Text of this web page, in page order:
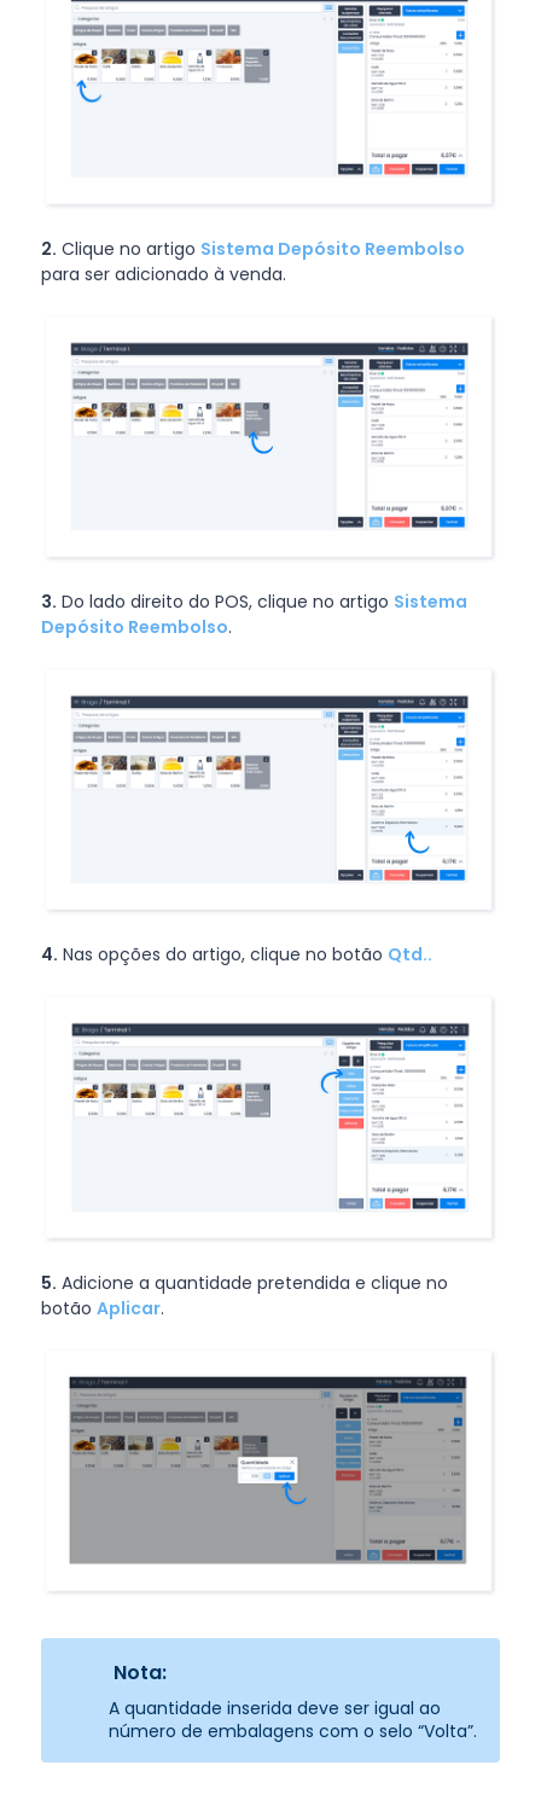
2. Clique no artigo Sistema Depósito Reembolso
para ser adicionado à venda.
3. Do lado direito do POS, clique no artigo Sistema
Depósito Reembolso.
4. Nas opções do artigo, clique no botão Qtd..
5. Adicione a quantidade pretendida e clique no
botão Aplicar.
Nota:
A quantidade inserida deve ser igual ao
número de embalagens com o selo “Volta”.